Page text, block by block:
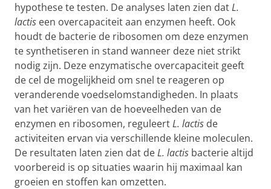
hypothese te testen. De analyses laten zien datL.
lactis een overcapaciteit aan enzymen heeft. Ook
houdt de bacterie de ribosomen om deze enzymen
te synthetiseren in stand wanneer deze niet strikt
nodig zijn. Deze enzymatische overcapaciteit geeft
de cel de mogelijkheid om snel te reageren op
veranderende voedselomstandigheden. In plaats
van het variëren van de hoeveelheden van de
enzymen en ribosomen, reguleertL. lactis de
activiteiten ervan via verschillende kleine moleculen.
De resultaten laten zien dat deL. lactis bacterie altijd
voorbereid is op situaties waarin hij maximaal kan
groeien en stoffen kan omzetten.